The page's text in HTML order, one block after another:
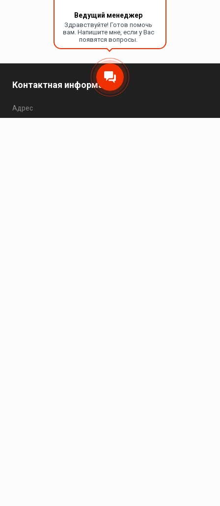
Ведущий менеджер
Здравствуйте! Готов помочь
вам. Напишите мне, если у Вас
появятся вопросы.
Контактная информация
Адрес
Москва, Варшавское шоссе, 25Ас1, офис 504.